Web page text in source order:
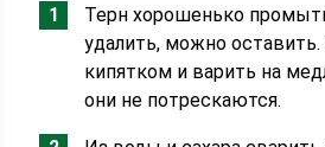
Терн хорошенько
удалить, можно
кипятком и варить на
они не потрескаются.